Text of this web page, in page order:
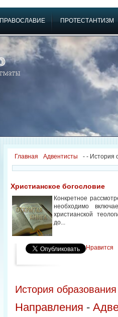
ПРАВОСЛАВИЕ ПРОТЕСТАНТИЗМ
Главная -
Адвентисты - История
Христианское богословие
Конкретное
необходимо
христианской
до...
Нравится
История
Направления -